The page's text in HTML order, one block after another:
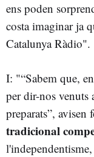
ens poden
costa imaginar ja
Catalunya Ràdio".
I: "“Sabem que,
per dir-nos venuts
preparats”, avisen
tradicional